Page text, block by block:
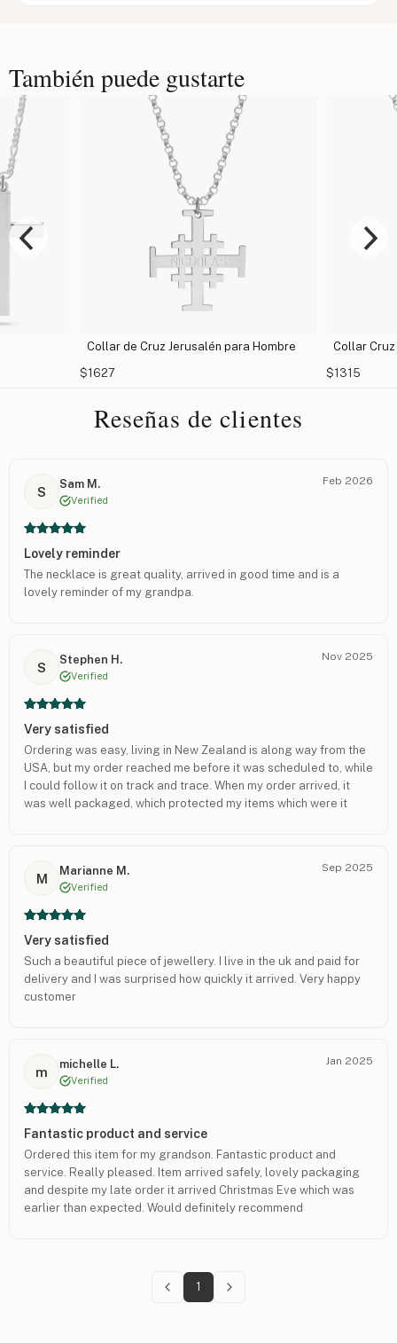
También puede gustarte
Jerusalén para Hombre
Collar Cruz Gótica
Reseñas de clientes
S
Sam M.
Verified
Feb 2026
Lovely reminder
The necklace is great quality, arrived in good time and is a
lovely reminder of my grandpa.
S
Stephen H.
Verified
Nov 2025
Very satisfied
Ordering was easy, living in New Zealand is along way from the
USA, but my order reached me before it was scheduled to, while
I could follow it on track and trace. When my order arrived, it
was well packaged, which protected my items which were it
M
Marianne M.
Verified
Sep 2025
Very satisfied
Such a beautiful piece of jewellery. I live in the uk and paid for
delivery and I was surprised how quickly it arrived. Very happy
customer
m
michelle L.
Verified
Jan 2025
Fantastic product and service
Ordered this item for my grandson. Fantastic product and
service. Really pleased. Item arrived safely, lovely packaging
and despite my late order it arrived Christmas Eve which was
earlier than expected. Would definitely recommend
1